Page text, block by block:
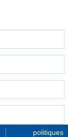
politiques